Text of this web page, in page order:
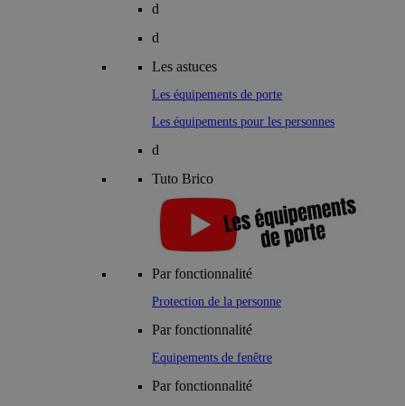
d
d
Les astuces
Les équipements de porte
Les équipements pour les personnes
d
Tuto Brico
Par fonctionnalité
Protection de la personne
Par fonctionnalité
Equipements de fenêtre
Par fonctionnalité